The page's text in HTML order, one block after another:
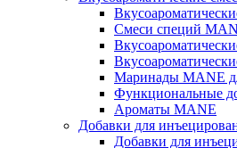
Смеси специй
Маринады MANE
Функциональные
Ароматы MANE
Добавки для
Добавки для